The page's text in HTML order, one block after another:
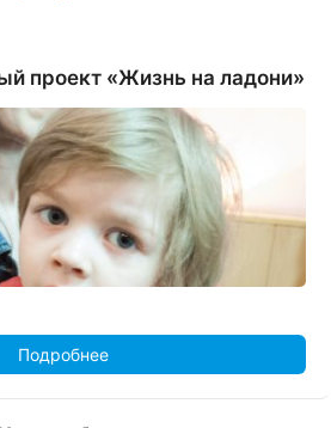
проект «Жизнь на ладони»
Подробнее